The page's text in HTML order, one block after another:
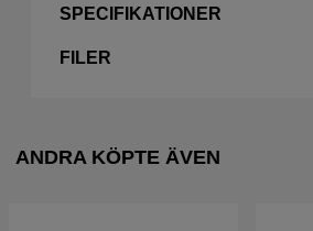
SPECIFIKATIONER
FILER
ANDRA KÖPTE ÄVEN